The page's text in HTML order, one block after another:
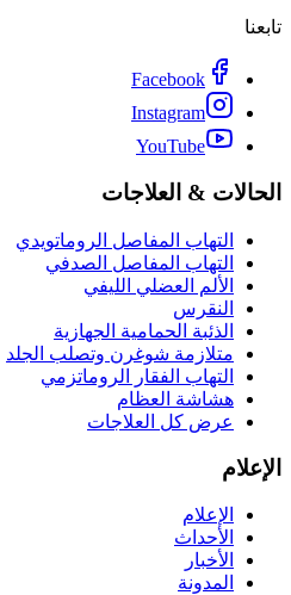
تابعنا
Facebook
Instagram
YouTube
الحالات & العلاجات
التهاب المفاصل الروماتويدي
التهاب المفاصل الصدفي
الألم العضلي الليفي
النقرس
الذئبة الحمامية الجهازية
متلازمة شوغرن وتصلب الجلد
التهاب الفقار الروماتزمي
هشاشة العظام
عرض كل العلاجات
الإعلام
الإعلام
الأحداث
الأخبار
المدونة